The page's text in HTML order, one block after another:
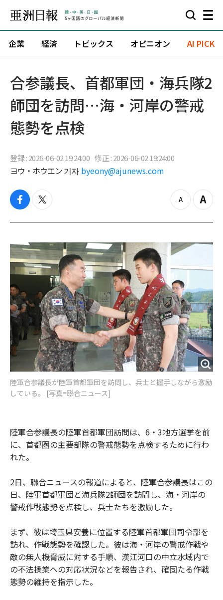
企業 経済 トピックス オピニオン AI PICK
合参議長、首都軍団・海兵隊2
師団を訪問…海・河岸の警戒
態勢を点検
登録 : 2026-06-02 19:24:00 修正 : 2026-06-02 19:24:00
ヨウ・ホウエン 기자 byeony@ajunews.com
f
c
o
o
k
t
i
t
e
r
z
o
o
u
Z
o
i
陸軍合参議長が陸軍首都軍団を訪問し、兵士と握手しながら激励
している。 [写真=聯合ニュース]
陸軍合参議長の陸軍首都軍団訪問は、6・3地方選挙を前
に、首都圏の主要部隊の警戒態勢を点検するために行わ
れた。
2日、聯合ニュースの報道によると、陸軍合参議長はこの
日、陸軍首都軍団と海兵隊2師団を訪問し、海・河岸の
警戒作戦態勢を点検し、兵士たちを激励した。
まず、彼は埼玉県安養に位置する陸軍首都軍団司令部を
訪れ、作戦態勢を確認した。彼は海・河岸の警戒作戦や
敵の無人機脅威に対する手順、漢江河口の中立水域内で
の不法操業への対応状況などを報告され、確固たる作戦
態勢の維持を指示した。